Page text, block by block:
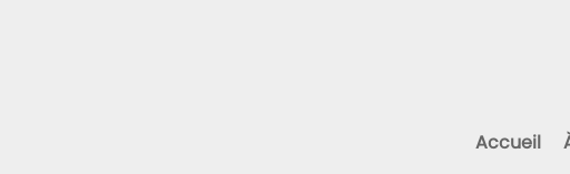
Accueil